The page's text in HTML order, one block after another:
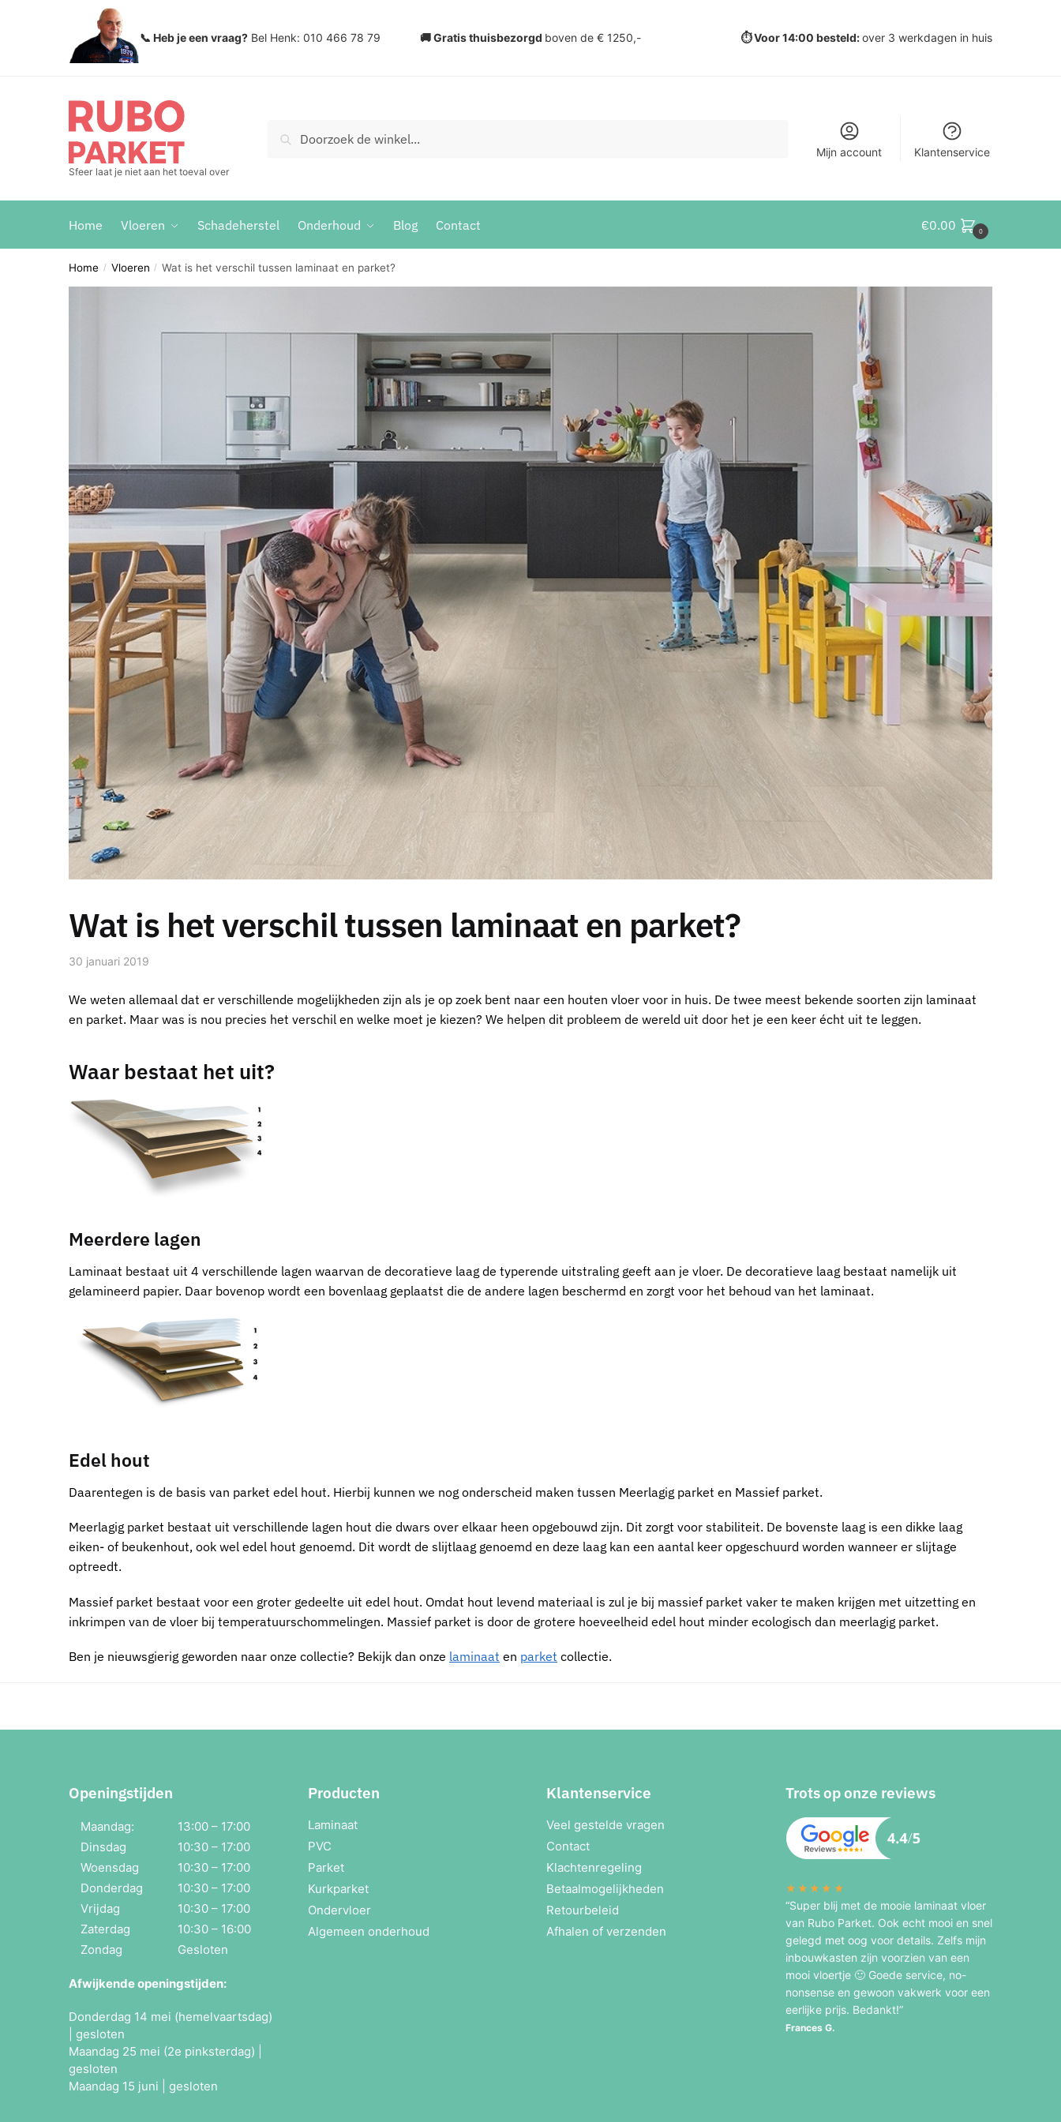
📞 Heb je een vraag? Bel Henk: 010 466 78 79 🚚 Gratis thuisbezorgd boven de € 1250,- ⏱️ Voor 14:00 besteld:over 3 werkdagen in huis
Sfeer laat je niet aan het toeval over
voor:
Mijn account Klantenservice
Home Vloeren Schadeherstel Onderhoud Blog Contact €0.00 0
Home / Vloeren / Wat is het verschil tussen laminaat en parket?
Wat is het verschil tussen laminaat en parket?
30 januari 2019
We weten allemaal dat er verschillende mogelijkheden zijn als je op zoek bent naar een houten vloer voor in huis. De twee meest bekende soorten zijn laminaat
en parket. Maar was is nou precies het verschil en welke moet je kiezen? We helpen dit probleem de wereld uit door het je een keer écht uit te leggen.
Waar bestaat het uit?
Meerdere lagen
Laminaat bestaat uit 4 verschillende lagen waarvan de decoratieve laag de typerende uitstraling geeft aan je vloer. De decoratieve laag bestaat namelijk uit
gelamineerd papier. Daar bovenop wordt een bovenlaag geplaatst die de andere lagen beschermd en zorgt voor het behoud van het laminaat.
Edel hout
Daarentegen is de basis van parket edel hout. Hierbij kunnen we nog onderscheid maken tussen Meerlagig parket en Massief parket.
Meerlagig parket bestaat uit verschillende lagen hout die dwars over elkaar heen opgebouwd zijn. Dit zorgt voor stabiliteit. De bovenste laag is een dikke laag
eiken- of beukenhout, ook wel edel hout genoemd. Dit wordt de slijtlaag genoemd en deze laag kan een aantal keer opgeschuurd worden wanneer er slijtage
optreedt.
Massief parket bestaat voor een groter gedeelte uit edel hout. Omdat hout levend materiaal is zul je bij massief parket vaker te maken krijgen met uitzetting en
inkrimpen van de vloer bij temperatuurschommelingen. Massief parket is door de grotere hoeveelheid edel hout minder ecologisch dan meerlagig parket.
Ben je nieuwsgierig geworden naar onze collectie? Bekijk dan onze laminaat en parket collectie.
Openingstijden
Maandag:
13:00 – 17:00
Dinsdag
10:30 – 17:00
Woensdag
10:30 – 17:00
Donderdag
10:30 – 17:00
Vrijdag
10:30 – 17:00
Zaterdag
10:30 – 16:00
Zondag
Gesloten
Afwijkende openingstijden:
Donderdag 14 mei (hemelvaartsdag)
| gesloten
Maandag 25 mei (2e pinksterdag) |
gesloten
Maandag 15 juni | gesloten
Producten
Laminaat
PVC
Parket
Kurkparket
Ondervloer
Algemeen onderhoud
Klantenservice
Veel gestelde vragen
Contact
Klachtenregeling
Betaalmogelijkheden
Retourbeleid
Afhalen of verzenden
Trots op onze reviews
★★★★★
“Super blij met de mooie laminaat vloer
van Rubo Parket. Ook echt mooi en snel
gelegd met oog voor details. Zelfs mijn
inbouwkasten zijn voorzien van een
mooi vloertje 🙂 Goede service, no-
nonsense en gewoon vakwerk voor een
eerlijke prijs. Bedankt!”
Frances G.